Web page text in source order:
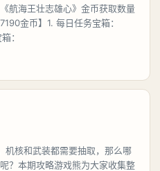
航海王壮志雄心》金币获取数量
金币】1. 每日任务宝箱：
：
机核和武装都需要抽取，那么哪
？本期攻略游戏熊为大家收集整